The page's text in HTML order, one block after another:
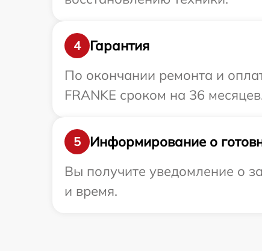
4
Гарантия
По окончании ремонта и
FRANKE сроком на 36
5
Информирование о
Вы получите уведомление о
и время.